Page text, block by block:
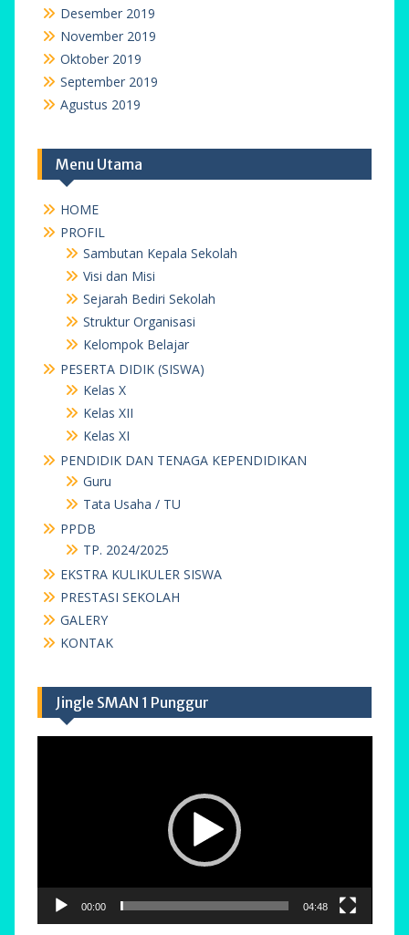
Desember 2019
November 2019
Oktober 2019
September 2019
Agustus 2019
Menu Utama
HOME
PROFIL
Sambutan Kepala Sekolah
Visi dan Misi
Sejarah Bediri Sekolah
Struktur Organisasi
Kelompok Belajar
PESERTA DIDIK (SISWA)
Kelas X
Kelas XII
Kelas XI
PENDIDIK DAN TENAGA KEPENDIDIKAN
Guru
Tata Usaha / TU
PPDB
TP. 2024/2025
EKSTRA KULIKULER SISWA
PRESTASI SEKOLAH
GALERY
KONTAK
Jingle SMAN 1 Punggur
00:00 04:48